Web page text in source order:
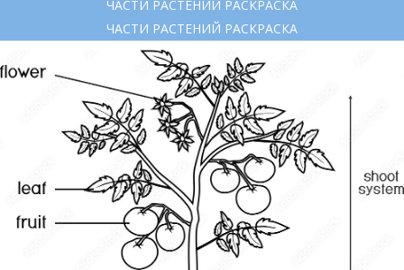
ЧАСТИ РАСТЕНИЙ РАСКРАСКА
ЧАСТИ РАСТЕНИЙ РАСКРАСКА